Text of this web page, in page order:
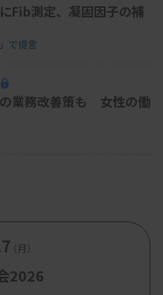
Fib測定、凝固因子の補
で提言
業務改善策も 女性の働
（月）
2026